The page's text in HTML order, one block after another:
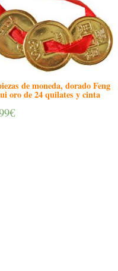
de moneda, dorado Feng
oro de 24 quilates y cinta
€